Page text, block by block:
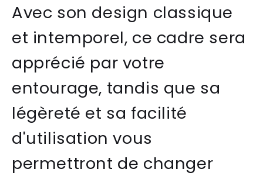
Avec son design classique
et intemporel, ce cadre sera
apprécié par votre
entourage, tandis que sa
légèreté et sa facilité
d'utilisation vous
permettront de changer